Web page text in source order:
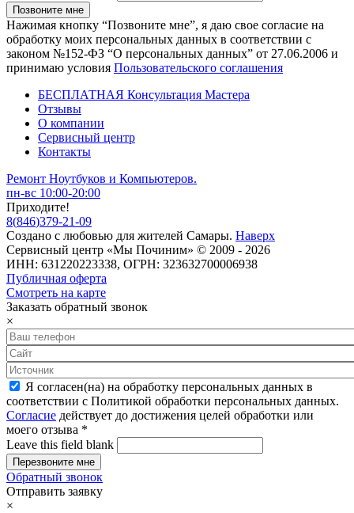
Нажимая кнопку “Позвоните мне”, я даю свое согласие на
обработку моих персональных данных в соответствии с
законом №152-ФЗ “О персональных данных” от 27.06.2006 и
принимаю условия Пользовательского соглашения
БЕСПЛАТНАЯ Консультация Мастера
Отзывы
О компании
Сервисный центр
Контакты
Ремонт Ноутбуков и Компьютеров.
пн-вс 10:00-20:00
Приходите!
8(846)379-21-09
Создано с любовью для жителей Самары. Наверх
Сервисный центр «Мы Починим» © 2009 - 2026
ИНН: 631220223338, ОГРН: 323632700006938
Публичная оферта
Смотреть на карте
Заказать обратный звонок
×
Я согласен(на) на обработку персональных данных в
соответствии с Политикой обработки персональных данных.
Согласие действует до достижения целей обработки или
моего отзыва *
Leave this field blank
Обратный звонок
Отправить заявку
×